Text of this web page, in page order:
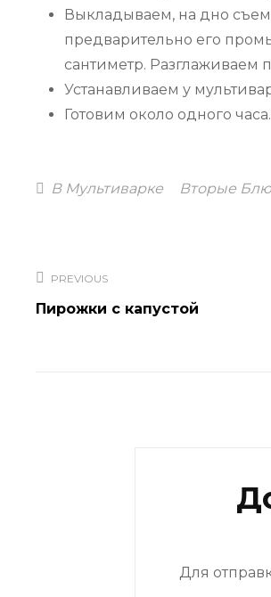
Выкладываем, на дно
предварительно его
сантиметр. Разглаживаем
Устанавливаем у
Готовим около одного
Categories
В Мультиварке Вторые
по
записям
PREVIOUS
Пирожки с капустой
Для